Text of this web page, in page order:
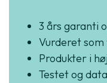
3 års garanti
Vurderet
Produkter i
Testet og